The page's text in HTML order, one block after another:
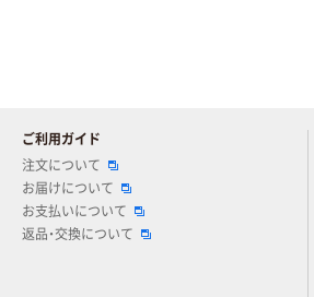
ご利用ガイド
注文について
お届けについて
お支払いについて
返品・交換について